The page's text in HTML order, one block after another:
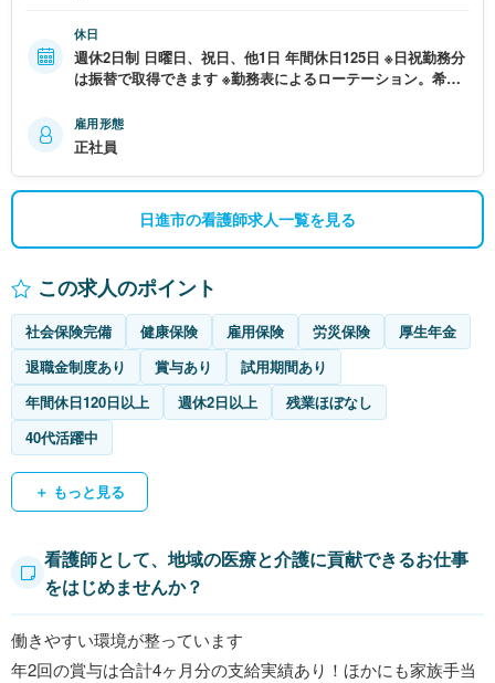
休日
週休2日制 日曜日、祝日、他1日 年間休日125日 ※日祝勤務分
は振替で取得できます ※勤務表によるローテーション。希望
雇用形態
正社員
日進市の看護師求人一覧を見る
この求人のポイント
社会保険完備 健康保険 雇用保険 労災保険
厚生年金
退職金制度あり
賞与あり
試用期間あり
年間休日120日以上
週休2日以上
残業ほぼなし
40代活躍中
＋ もっと見る
看護師として、地域の医療と介護に貢献できるお仕事
をはじめませんか？
働きやすい環境が整っています
年2回の賞与は合計4ヶ月分の支給実績あり！ほかにも家族手当